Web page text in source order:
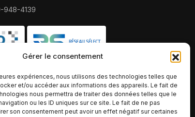
Gérer le consentement
expériences, nous utilisons des technologies telles que
et/ou accéder aux informations des appareils. Le fait de
nous permettra de traiter des données telles que le
ou les ID uniques sur ce site. Le fait de ne pas
son consentement peut avoir un effet négatif sur certaines
948-4139